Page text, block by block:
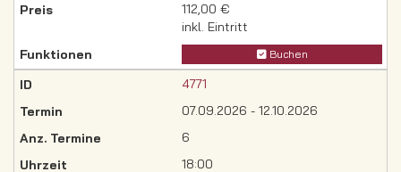
112,00 €
inkl. Eintritt
Buchen
4771
07.09.2026 - 12.10.2026
6
18:00